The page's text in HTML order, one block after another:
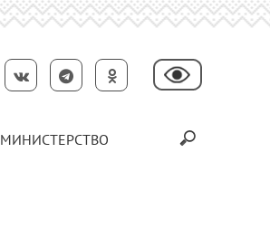
МИНИСТЕРСТВО